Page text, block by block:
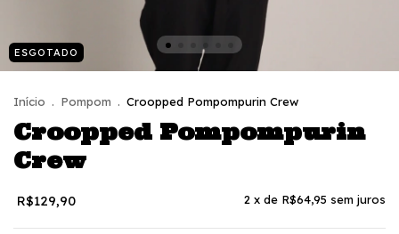
ESGOTADO
Início . Pompom . Croopped Pompompurin Crew
Croopped Pompompurin
Crew
R$129,90 2 x de R$64,95 sem juros